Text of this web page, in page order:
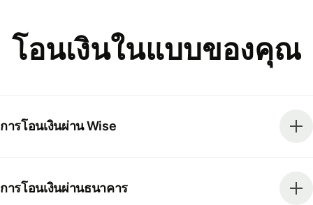
โอนเงินในแบบของคุณ
การโอนเงินผ่าน Wise
การโอนเงินผ่านธนาคาร